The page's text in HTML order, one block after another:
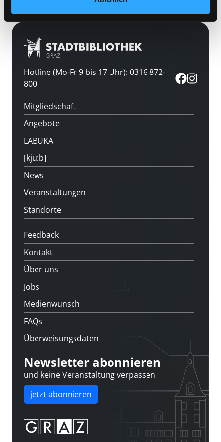
Hotline (Mo-Fr 9 bis 17 Uhr): 0316 872-
800
Mitgliedschaft
Angebote
LABUKA
[kju:b]
News
Veranstaltungen
Standorte
Feedback
Kontakt
Über uns
Jobs
Medienwunsch
FAQs
Überweisungsdaten
Newsletter abonnieren
und keine Veranstaltung verpassen
jetzt abonnieren